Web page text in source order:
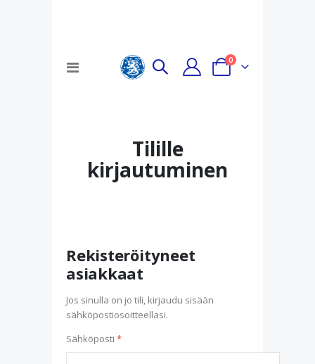
Toggle
Cart
0tuotteet
Tilille
kirjautuminen
Rekisteröityneet
asiakkaat
Jos sinulla on jo tili, kirjaudu sisään
sähköpostiosoitteellasi.
Sähköposti